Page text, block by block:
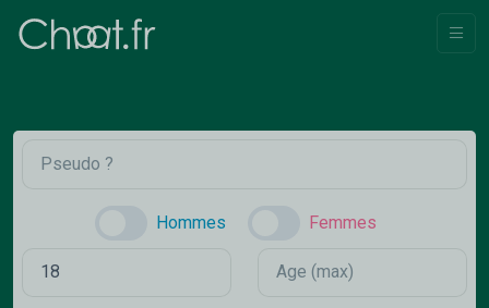
Hommes Femmes